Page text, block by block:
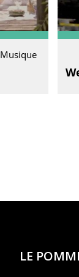
Musique
LE